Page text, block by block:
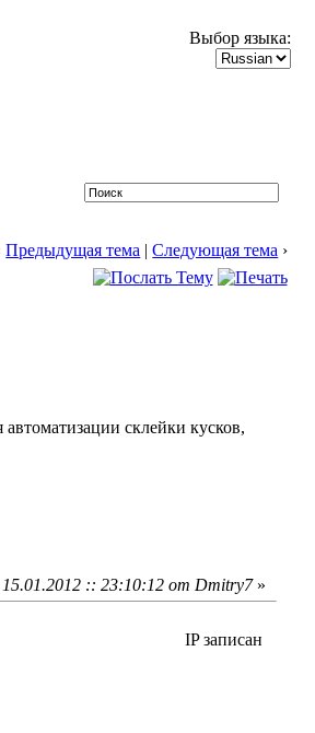
Выбор языка:
Предыдущая тема |Следующая тема ›
склейки кусков,
15.01.2012 :: 23:10:12 от Dmitry7»
IP записан